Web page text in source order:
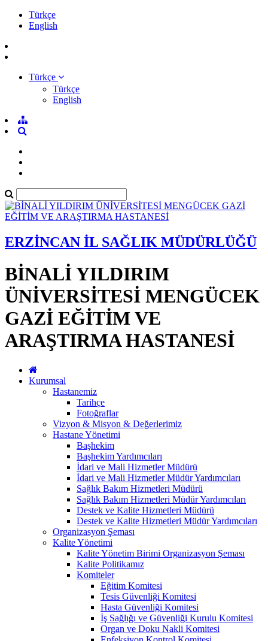
Türkçe
English
Türkçe
Türkçe
English
ERZİNCAN İL SAĞLIK MÜDÜRLÜĞÜ
BİNALİ YILDIRIM
ÜNİVERSİTESİ MENGÜCEK
GAZİ EĞİTİM VE
ARAŞTIRMA HASTANESİ
Kurumsal
Hastanemiz
Tarihçe
Fotoğraflar
Vizyon & Misyon & Değerlerimiz
Hastane Yönetimi
Başhekim
Başhekim Yardımcıları
İdari ve Mali Hizmetler Müdürü
İdari ve Mali Hizmetler Müdür Yardımcıları
Sağlık Bakım Hizmetleri Müdürü
Sağlık Bakım Hizmetleri Müdür Yardımcıları
Destek ve Kalite Hizmetleri Müdürü
Destek ve Kalite Hizmetleri Müdür Yardımcıları
Organizasyon Şeması
Kalite Yönetimi
Kalite Yönetim Birimi Organizasyon Şeması
Kalite Politikamız
Komiteler
Eğitim Komitesi
Tesis Güvenliği Komitesi
Hasta Güvenliği Komitesi
İş Sağlığı ve Güvenliği Kurulu Komitesi
Organ ve Doku Nakli Komitesi